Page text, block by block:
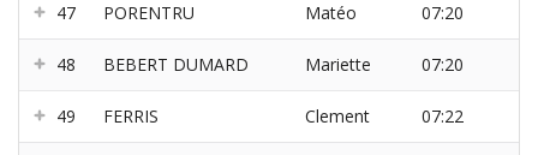
47 PORENTRU Matéo 07:20
48 BEBERT DUMARD Mariette 07:20
49 FERRIS Clement 07:22